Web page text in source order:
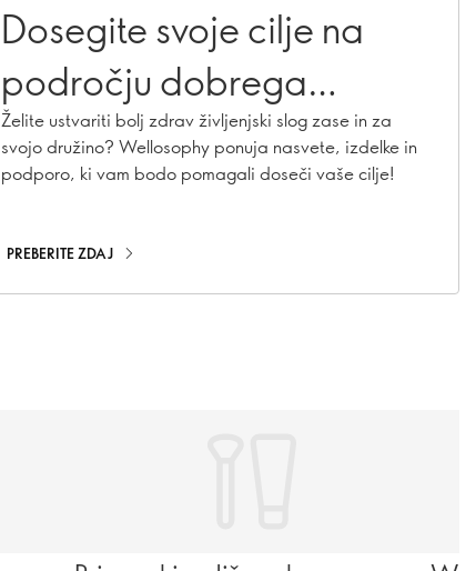
Dosegite svoje cilje na
področju dobrega
počutja z Wellosophy!
Želite ustvariti bolj zdrav življenjski slog zase in za
svojo družino? Wellosophy ponuja nasvete, izdelke in
podporo, ki vam bodo pomagali doseči vaše cilje!
PREBERITE ZDAJ